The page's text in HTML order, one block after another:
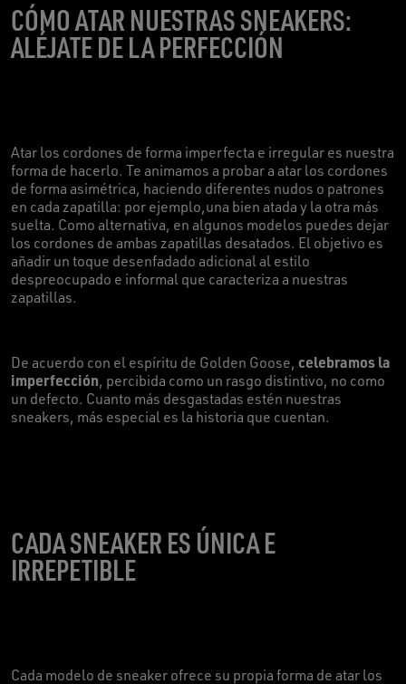
CÓMO ATAR NUESTRAS SNEAKERS:
ALÉJATE DE LA PERFECCIÓN
Atar los cordones de forma imperfecta e irregular es nuestra
forma de hacerlo. Te animamos a probar a atar los cordones
de forma asimétrica, haciendo diferentes nudos o patrones
en cada zapatilla: por ejemplo,una bien atada y la otra más
suelta. Como alternativa, en algunos modelos puedes dejar
los cordones de ambas zapatillas desatados. El objetivo es
añadir un toque desenfadado adicional al estilo
despreocupado e informal que caracteriza a nuestras
zapatillas.
De acuerdo con el espíritu de Golden Goose, celebramos la
imperfección, percibida como un rasgo distintivo, no como
un defecto. Cuanto más desgastadas estén nuestras
sneakers, más especial es la historia que cuentan.
CADA SNEAKER ES ÚNICA E
IRREPETIBLE
Cada modelo de sneaker ofrece su propia forma de atar los